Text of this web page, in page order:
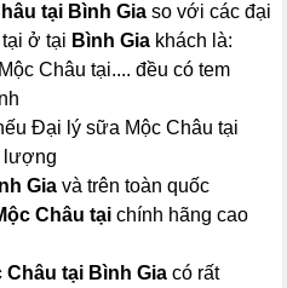
tại Bình Gia so với các đại
ở tại Bình Gia khách là:
Châu tại.... đều có tem
Đại lý sữa Mộc Châu tại
lượng
Gia và trên toàn quốc
Châu tại chính hãng cao
tại Bình Gia có rất